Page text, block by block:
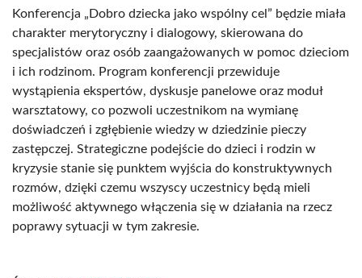
Konferencja „Dobro dziecka jako wspólny cel” będzie miała
charakter merytoryczny i dialogowy, skierowana do
specjalistów oraz osób zaangażowanych w pomoc dzieciom
i ich rodzinom. Program konferencji przewiduje
wystąpienia ekspertów, dyskusje panelowe oraz moduł
warsztatowy, co pozwoli uczestnikom na wymianę
doświadczeń i zgłębienie wiedzy w dziedzinie pieczy
zastępczej. Strategiczne podejście do dzieci i rodzin w
kryzysie stanie się punktem wyjścia do konstruktywnych
rozmów, dzięki czemu wszyscy uczestnicy będą mieli
możliwość aktywnego włączenia się w działania na rzecz
poprawy sytuacji w tym zakresie.